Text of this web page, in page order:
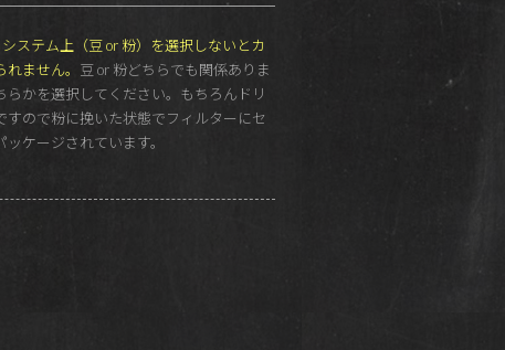
システム上（豆 or 粉）を選択しないとカ
ません。 豆 or 粉どちらでも関係ありま
らかを選択してください。もちろんドリ
すので粉に挽いた状態でフィルターにセ
ッケージされています。